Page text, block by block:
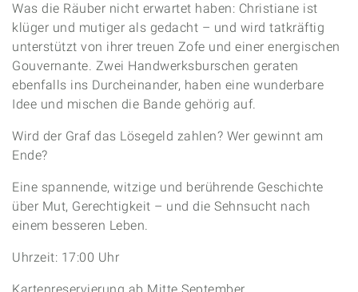
Was die Räuber nicht erwartet haben: Christiane ist
klüger und mutiger als gedacht – und wird tatkräftig
unterstützt von ihrer treuen Zofe und einer energischen
Gouvernante. Zwei Handwerksburschen geraten
ebenfalls ins Durcheinander, haben eine wunderbare
Idee und mischen die Bande gehörig auf.
Wird der Graf das Lösegeld zahlen? Wer gewinnt am
Ende?
Eine spannende, witzige und berührende Geschichte
über Mut, Gerechtigkeit – und die Sehnsucht nach
einem besseren Leben.
Uhrzeit: 17:00 Uhr